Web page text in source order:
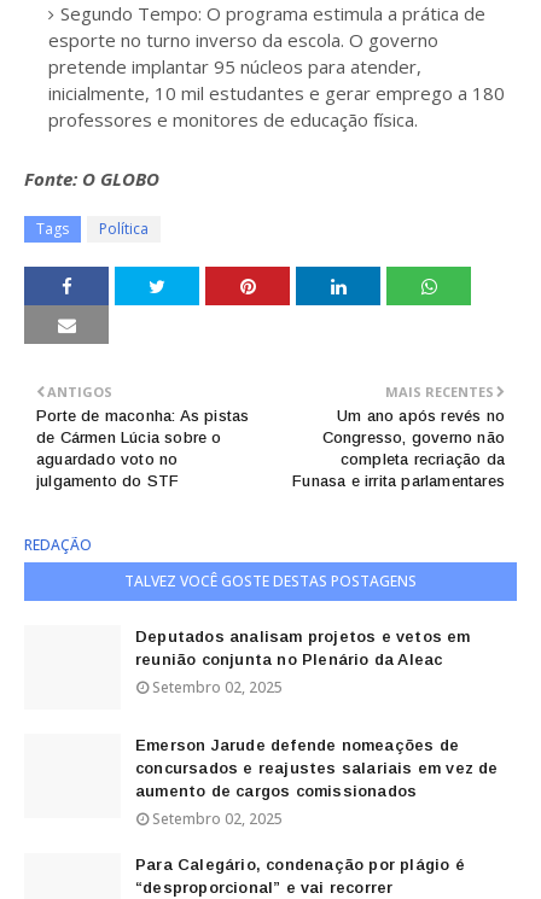
Segundo Tempo: O programa estimula a prática de
esporte no turno inverso da escola. O governo
pretende implantar 95 núcleos para atender,
inicialmente, 10 mil estudantes e gerar emprego a 180
professores e monitores de educação física.
Fonte: O GLOBO
Tags Política
MAIS RECENTES
Um ano após revés no
Congresso, governo não
completa recriação da
Funasa e irrita parlamentares
ANTIGOS
Porte de maconha: As pistas
de Cármen Lúcia sobre o
aguardado voto no
julgamento do STF
REDAÇÃO
TALVEZ VOCÊ GOSTE DESTAS POSTAGENS
Deputados analisam projetos e vetos em
reunião conjunta no Plenário da Aleac
Setembro 02, 2025
Emerson Jarude defende nomeações de
concursados e reajustes salariais em vez de
aumento de cargos comissionados
Setembro 02, 2025
Para Calegário, condenação por plágio é
“desproporcional” e vai recorrer